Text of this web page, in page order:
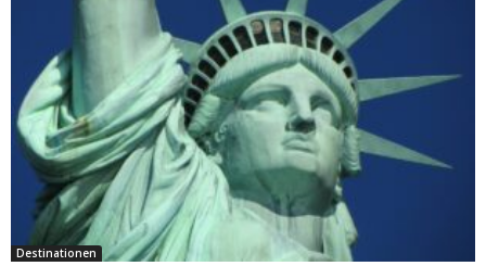
Destinationen